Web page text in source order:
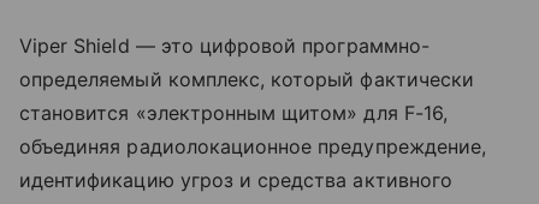
Viper Shield — это цифровой программно-
определяемый комплекс, который фактически
становится «электронным щитом» для F-16,
объединяя радиолокационное предупреждение,
идентификацию угроз и средства активного